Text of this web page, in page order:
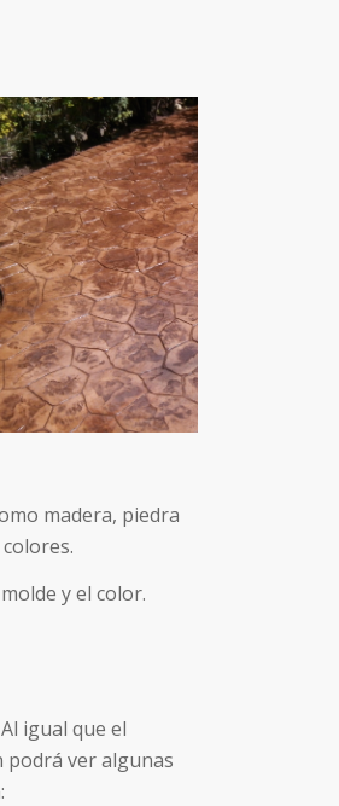
madera, piedra
y el color.
igual que el
podrá ver algunas